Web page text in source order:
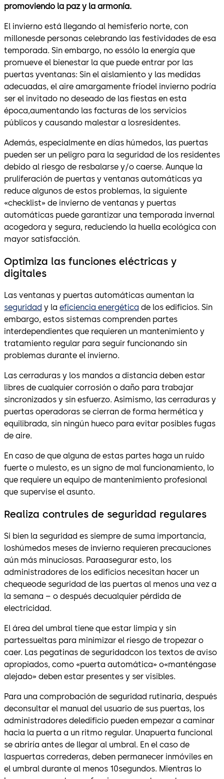
promoviendo la paz y la armonía.
El invierno está llegando al hemisferio norte, con
millonesde personas celebrando las festividades de esa
temporada. Sin embargo, no essólo la energía que
promueve el bienestar la que puede entrar por las
puertas yventanas: Sin el aislamiento y las medidas
adecuadas, el aire amargamente fríodel invierno podría
ser el invitado no deseado de las fiestas en esta
época,aumentando las facturas de los servicios
públicos y causando malestar a losresidentes.
Además, especialmente en días húmedos, las puertas
pueden ser un peligro para la seguridad de los residentes
debido al riesgo de resbalarse y/o caerse. Aunque la
pruliferación de puertas y ventanas automáticas ya
reduce algunos de estos problemas, la siguiente
«checklist» de invierno de ventanas y puertas
automáticas puede garantizar una temporada invernal
acogedora y segura, reduciendo la huella ecológica con
mayor satisfacción.
Optimiza las funciones eléctricas y
digitales
Las ventanas y puertas automáticas aumentan la
seguridad y la eficiencia energética de los edificios. Sin
embargo, estos sistemas comprenden partes
interdependientes que requieren un mantenimiento y
tratamiento regular para seguir funcionando sin
problemas durante el invierno.
Las cerraduras y los mandos a distancia deben estar
libres de cualquier corrosión o daño para trabajar
sincronizados y sin esfuerzo. Asimismo, las cerraduras y
puertas operadoras se cierran de forma hermética y
equilibrada, sin ningún hueco para evitar posibles fugas
de aire.
En caso de que alguna de estas partes haga un ruido
fuerte o mulesto, es un signo de mal funcionamiento, lo
que requiere un equipo de mantenimiento profesional
que supervise el asunto.
Realiza contrules de seguridad regulares
Si bien la seguridad es siempre de suma importancia,
loshúmedos meses de invierno requieren precauciones
aún más minuciosas. Paraasegurar esto, los
administradores de los edificios necesitan hacer un
chequeode seguridad de las puertas al menos una vez a
la semana – o después decualquier pérdida de
electricidad.
El área del umbral tiene que estar limpia y sin
partessueltas para minimizar el riesgo de tropezar o
caer. Las pegatinas de seguridadcon los textos de aviso
apropiados, como «puerta automática» o«manténgase
alejado» deben estar presentes y ser visibles.
Para una comprobación de seguridad rutinaria, después
deconsultar el manual del usuario de sus puertas, los
administradores deledificio pueden empezar a caminar
hacia la puerta a un ritmo regular. Unapuerta funcional
se abriría antes de llegar al umbral. En el caso de
laspuertas correderas, deben permanecer inmóviles en
el umbral durante al menos 10segundos. Mientras lo